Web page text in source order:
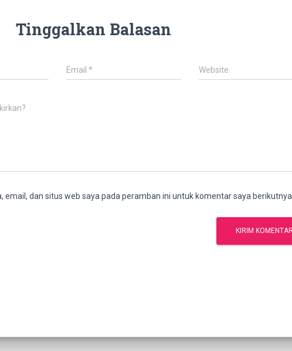
Tinggalkan Balasan
Email* Website
email, dan situs web saya pada peramban ini untuk komentar saya berikutnya.